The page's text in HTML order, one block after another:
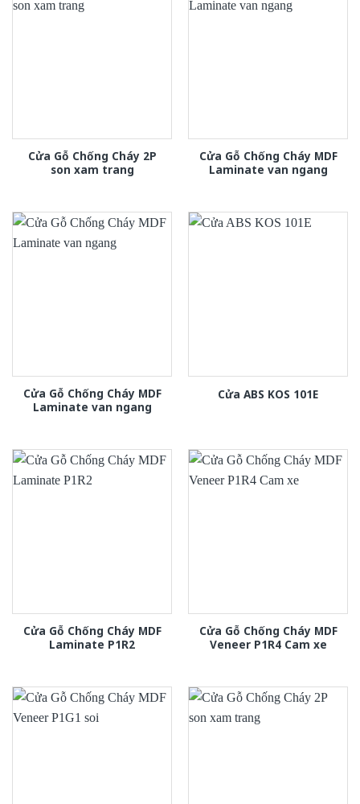
Cửa Gỗ Chống Cháy 2P
son xam trang
Cửa Gỗ Chống Cháy MDF
Laminate van ngang
Cửa Gỗ Chống Cháy MDF
Laminate van ngang
Cửa ABS KOS 101E
Cửa Gỗ Chống Cháy MDF
Laminate P1R2
Cửa Gỗ Chống Cháy MDF
Veneer P1R4 Cam xe